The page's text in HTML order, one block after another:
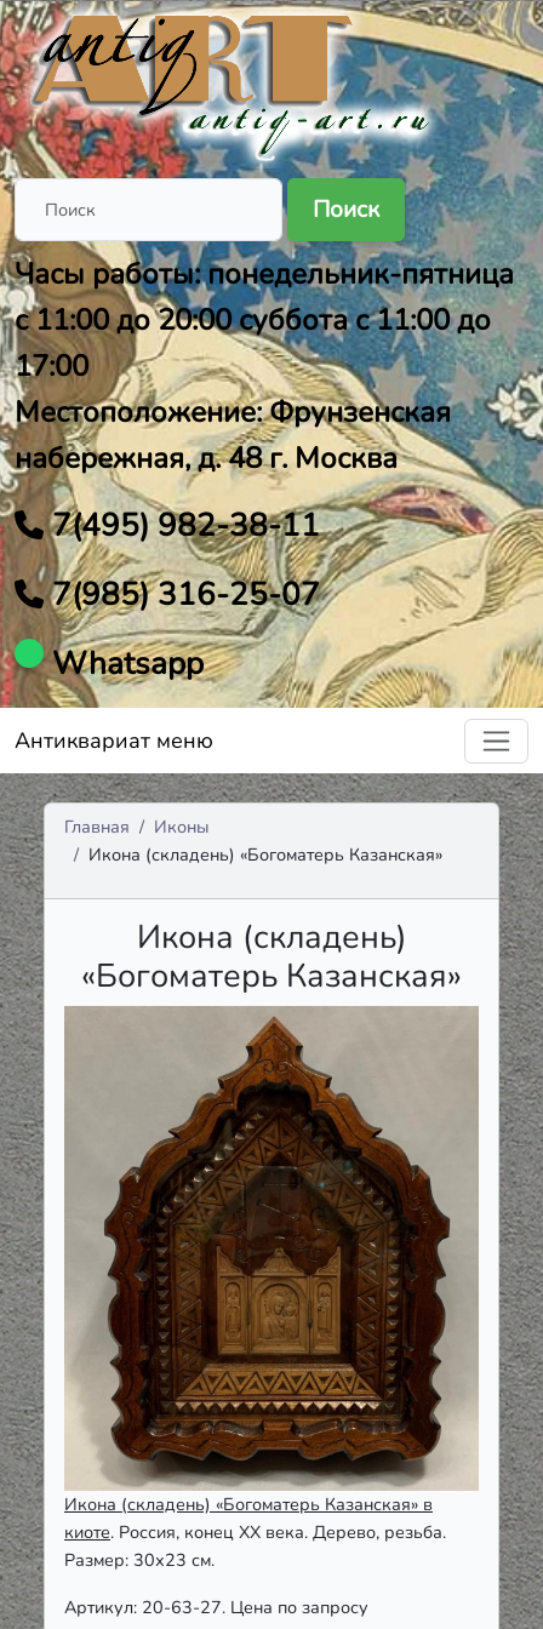
Поиск
Часы работы: понедельник-пятница
с 11:00 до 20:00 суббота с 11:00 до
17:00
Местоположение: Фрунзенская
набережная, д. 48 г. Москва
7(495) 982-38-11
7(985) 316-25-07
Whatsapp
Антиквариат меню
Главная
Иконы
Икона (складень) «Богоматерь Казанская»
Икона (складень)
«Богоматерь Казанская»
Икона (складень) «Богоматерь Казанская» в
киоте. Россия, конец ХХ века. Дерево, резьба.
Размер: 30х23 см.
Артикул: 20-63-27. Цена по запросу